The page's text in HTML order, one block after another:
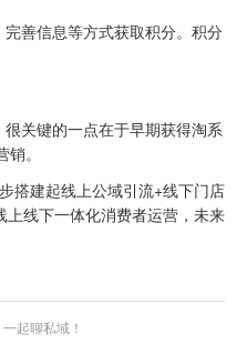
善信息等方式获取积分。积分
关键的一点在于早期获得淘系
。
搭建起线上公域引流+线下门店
线下一体化消费者运营，未来
起聊私域！